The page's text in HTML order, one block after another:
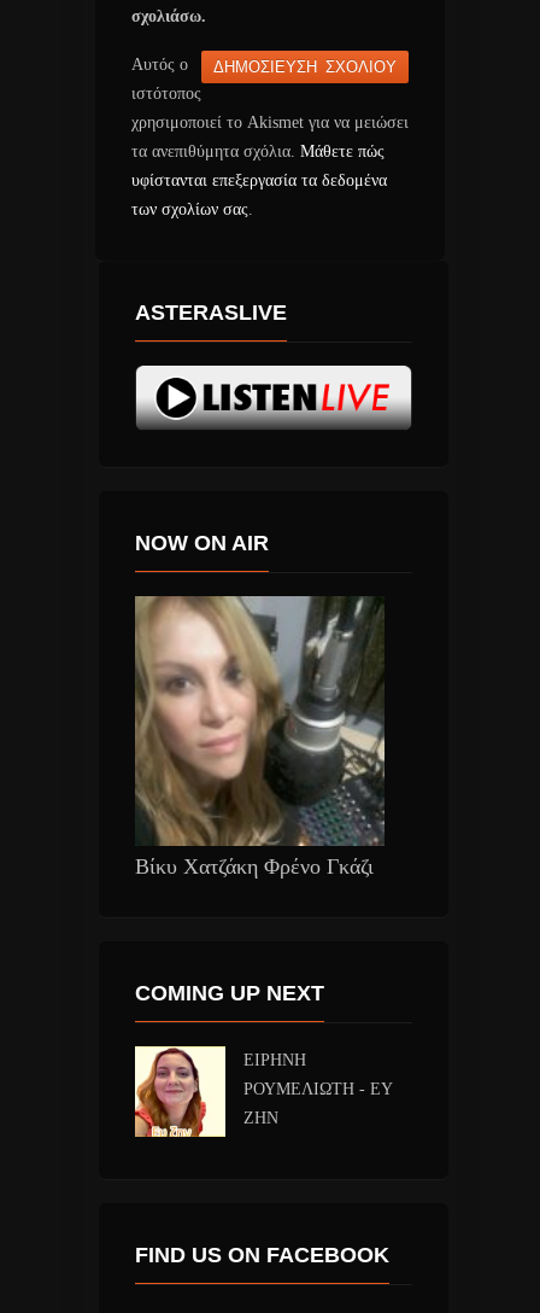
σχολιάσω.
Αυτός ο
ιστότοπος
χρησιμοποιεί το Akismet για να μειώσει
τα ανεπιθύμητα σχόλια. Μάθετε πώς
υφίστανται επεξεργασία τα δεδομένα
των σχολίων σας.
ASTERASLIVE
NOW ON AIR
Βίκυ Χατζάκη Φρένο Γκάζι
COMING UP NEXT
ΕΙΡΗΝΗ
ΡΟΥΜΕΛΙΩΤΗ - ΕΥ
ΖΗΝ
FIND US ON FACEBOOK